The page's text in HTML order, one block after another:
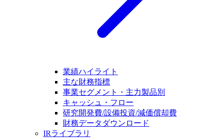
業績ハイライト
主な財務指標
事業セグメント・主力製品別
キャッシュ・フロー
研究開発費/設備投資/減価償却費
財務データダウンロード
IRライブラリ